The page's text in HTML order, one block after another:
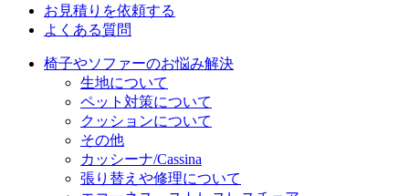
お見積りを依頼する
よくある質問
椅子やソファーのお悩み解決
生地について
ペット対策について
クッションについて
その他
カッシーナ/Cassina
張り替えや修理について